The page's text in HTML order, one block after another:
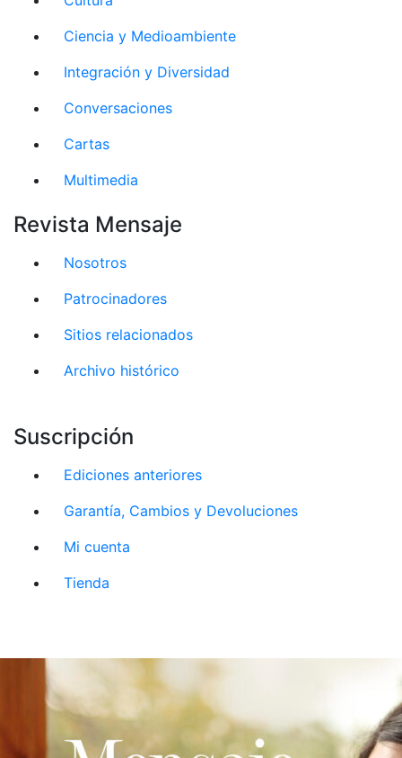
Ciencia y Medioambiente
Integración y Diversidad
Conversaciones
Cartas
Multimedia
Revista Mensaje
Nosotros
Patrocinadores
Sitios relacionados
Archivo histórico
Suscripción
Ediciones anteriores
Garantía, Cambios y Devoluciones
Mi cuenta
Tienda